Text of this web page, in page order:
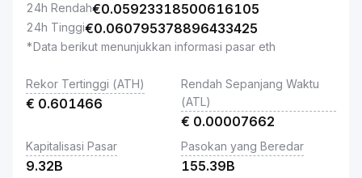
24h Rendah€0.05923318500616105
24h Tinggi€0.060795378896433425
*Data berikut menunjukkan informasi pasar eth
Rekor Tertinggi (ATH)
€ 0.601466
Rendah Sepanjang Waktu
(ATL)
€ 0.00007662
Kapitalisasi Pasar
9.32B
Pasokan yang Beredar
155.39B